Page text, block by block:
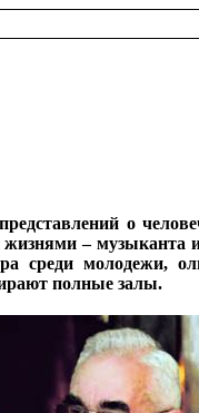
о
–
молодежи,
полные залы.